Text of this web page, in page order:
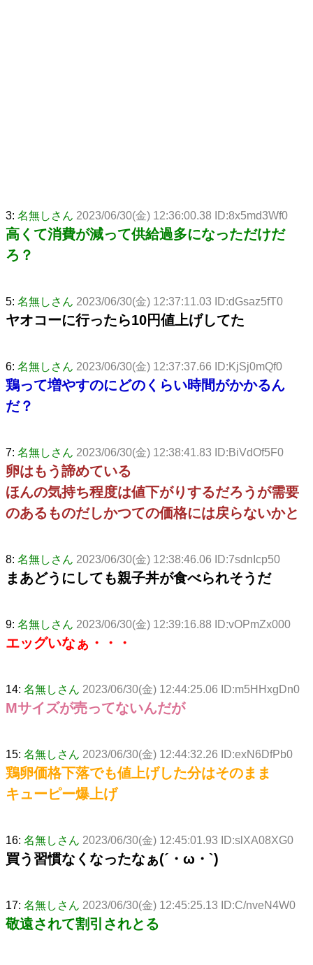
3: 名無しさん 2023/06/30(金) 12:36:00.38 ID:8x5md3Wf0
高くて消費が減って供給過多になっただけだ
ろ？
5: 名無しさん 2023/06/30(金) 12:37:11.03 ID:dGsaz5fT0
ヤオコーに行ったら10円値上げしてた
6: 名無しさん 2023/06/30(金) 12:37:37.66 ID:KjSj0mQf0
鶏って増やすのにどのくらい時間がかかるん
だ？
7: 名無しさん 2023/06/30(金) 12:38:41.83 ID:BiVdOf5F0
卵はもう諦めている
ほんの気持ち程度は値下がりするだろうが需要
のあるものだしかつての価格には戻らないかと
8: 名無しさん 2023/06/30(金) 12:38:46.06 ID:7sdnIcp50
まあどうにしても親子丼が食べられそうだ
9: 名無しさん 2023/06/30(金) 12:39:16.88 ID:vOPmZx000
エッグいなぁ・・・
14: 名無しさん 2023/06/30(金) 12:44:25.06 ID:m5HHxgDn0
Mサイズが売ってないんだが
15: 名無しさん 2023/06/30(金) 12:44:32.26 ID:exN6DfPb0
鶏卵価格下落でも値上げした分はそのまま
キューピー爆上げ
16: 名無しさん 2023/06/30(金) 12:45:01.93 ID:slXA08XG0
買う習慣なくなったなぁ(´・ω・`)
17: 名無しさん 2023/06/30(金) 12:45:25.13 ID:C/nveN4W0
敬遠されて割引されとる